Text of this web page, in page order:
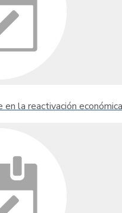
la reactivación